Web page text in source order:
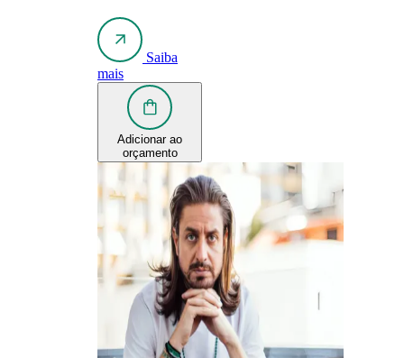
Saiba
mais
Adicionar ao
orçamento